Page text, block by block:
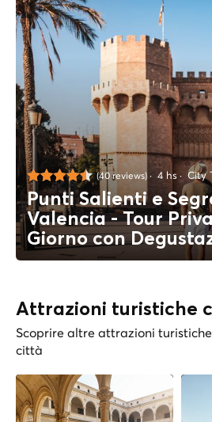
(40 reviews) 4 hs City
Punti Salienti e
Valencia - Tour
Giorno con
Attrazioni turistiche
Scoprire altre attrazioni
città